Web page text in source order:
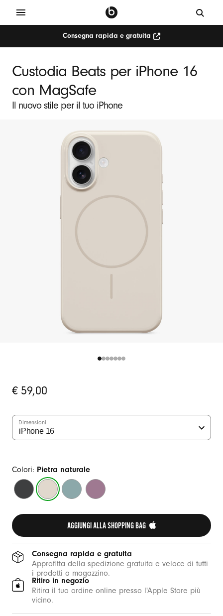
Consegna rapida e gratuita
Custodia Beats per iPhone 16
con MagSafe
Il nuovo stile per il tuo iPhone
Prezzo
originale
€ 59,00
Dimensioni
Colori: Pietra naturale
Nero
mezzanotte
Pietra
naturale
Azzurro
nilo
Viola
malva
AGGIUNGI ALLA SHOPPING BAG
Consegna rapida e gratuita
Approfitta della spedizione gratuita e veloce di tutti
i prodotti a magazzino.
Ritiro in negozio
Ritira il tuo ordine online presso l'Apple Store più
vicino.